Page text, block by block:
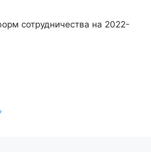
сотрудничества на 2022-